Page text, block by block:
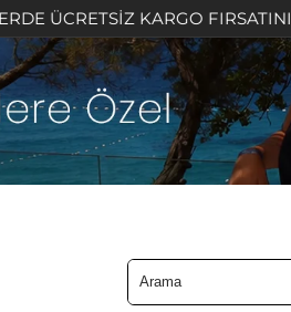
FIRSATINI KAÇIRMAYIN! 🤍